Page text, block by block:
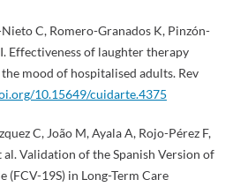
C, Romero-Granados K, Pinzón-
Effectiveness of laughter therapy
mood of hospitalised adults. Rev
10.15649/cuidarte.4375
C, João M, Ayala A, Rojo-Pérez F,
al. Validation of the Spanish Version of
(FCV-19S) in Long-Term Care